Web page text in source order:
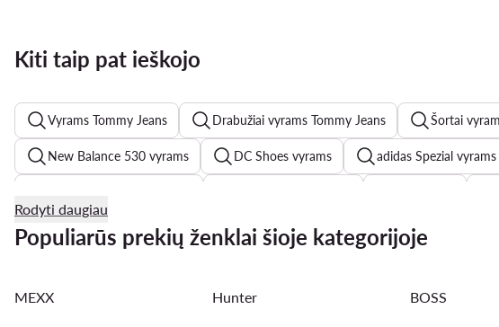
Kiti taip pat ieškojo
Vyrams Tommy Jeans Drabužiai vyrams Tommy Jeans Šortai
New Balance 530 vyrams DC Shoes vyrams adidas Spezial vyrams
Converse vyrams G-Shock vyrams Badura batai vyrams
Reebok vyrams Bomber striukes vyrams Piningines vyrams
Rodyti daugiau
Populiarūs prekių ženklai šioje kategorijoje
MEXX Hunter BOSS